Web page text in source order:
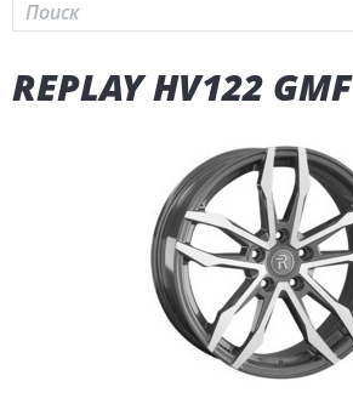
REPLAY HV122 GMF